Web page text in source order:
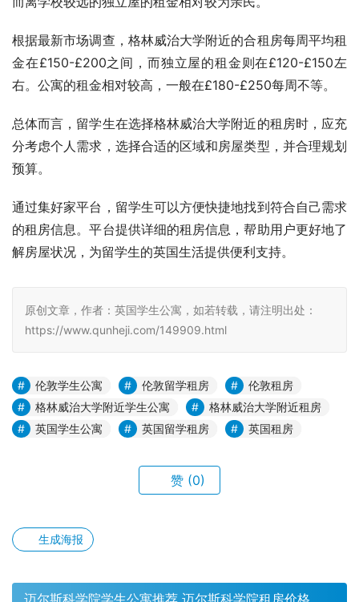
根据最新市场调查，格林威治大学附近的合租房每周平均租
金在£150-£200之间，而独立屋的租金则在£120-£150左
右。公寓的租金相对较高，一般在£180-£250每周不等。
总体而言，留学生在选择格林威治大学附近的租房时，应充
分考虑个人需求，选择合适的区域和房屋类型，并合理规划
预算。
通过集好家平台，留学生可以方便快捷地找到符合自己需求
的租房信息。平台提供详细的租房信息，帮助用户更好地了
解房屋状况，为留学生的英国生活提供便利支持。
原创文章，作者：英国学生公寓，如若转载，请注明出处：
https://www.qunheji.com/149909.html
伦敦学生公寓 伦敦留学租房
伦敦租房
格林威治大学附近学生公寓
格林威治大学附近租房
英国学生公寓
英国留学租房 英国租房
赞 (0)
生成海报
迈尔斯科学院学生公寓推荐 迈尔斯科学院租房价格